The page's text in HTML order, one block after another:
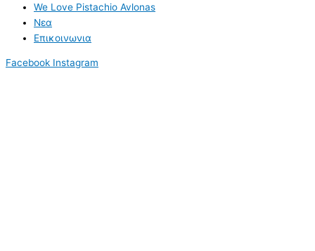
We Love Pistachio Avlonas
Νεα
Επικοινωνια
Facebook Instagram